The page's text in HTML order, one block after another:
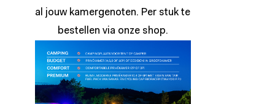
al jouw kamergenoten. Per stuk te
bestellen via onze shop.